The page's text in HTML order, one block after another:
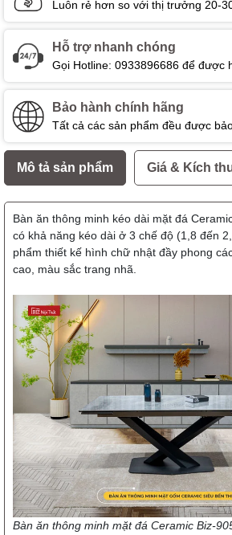
Luôn rẻ hơn so với thị trưởng 20-
Hỗ trợ nhanh chóng
Gọi Hotline: 0933896686 để được
Bảo hành chính hãng
Tất cả các sản phẩm đều được
Mô tả sản phẩm Giá & Kích
Bàn ăn thông minh kéo dài mặt đá
có khả năng kéo dài ở 3 chế độ (1,8 đến
phẩm thiết kế hình chữ nhật đầy phong
cao, màu sắc trang nhã.
Bàn ăn thông minh mặt đá Ceramic Biz-